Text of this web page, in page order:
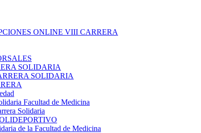
ONLINE VIII CARRERA
SOLIDARIA
SOLIDARIA
Facultad de Medicina
Solidaria
de la Facultad de Medicina